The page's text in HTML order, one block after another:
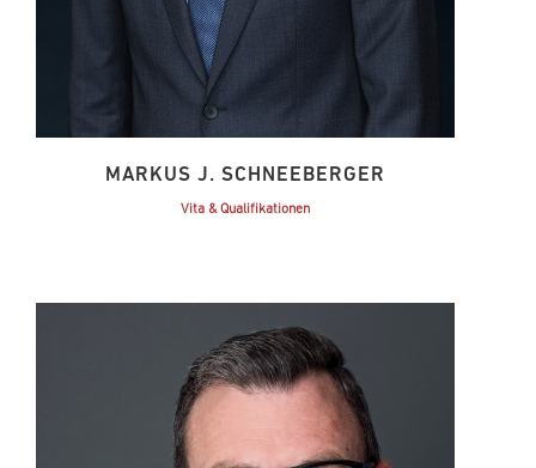
MARKUS J. SCHNEEBERGER
Vita & Qualifikationen